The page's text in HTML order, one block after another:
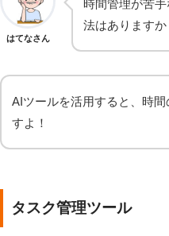
はてなさん
時間管理が苦
法はありますか
AIツールを活用すると、時間
すよ！
タスク管理ツール